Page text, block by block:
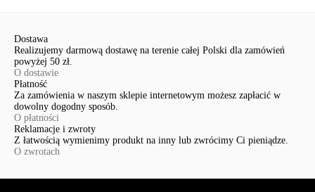
Dostawa
Realizujemy darmową dostawę na terenie całej Polski dla zamówień
powyżej 50 zł.
O dostawie
Płatność
Za zamówienia w naszym sklepie internetowym możesz zapłacić w
dowolny dogodny sposób.
O płatności
Reklamacje i zwroty
Z łatwością wymienimy produkt na inny lub zwrócimy Ci pieniądze.
O zwrotach